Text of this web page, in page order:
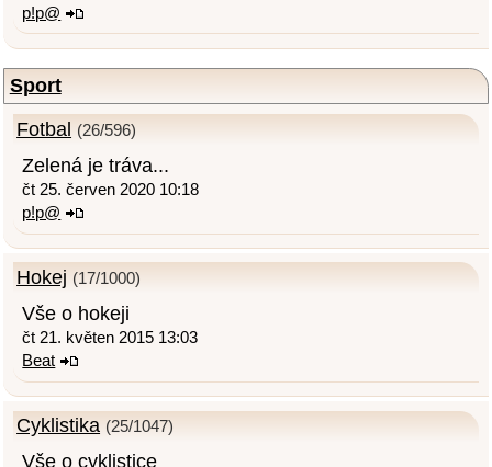
p!p@
Sport
Fotbal (26/596)
Zelená je tráva...
čt 25. červen 2020 10:18
p!p@
Hokej (17/1000)
Vše o hokeji
čt 21. květen 2015 13:03
Beat
Cyklistika (25/1047)
Vše o cyklistice